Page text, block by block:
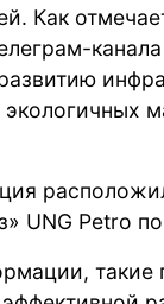
Как
UNG Petro
такие